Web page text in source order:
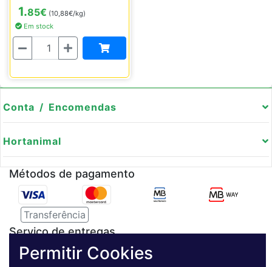
Batatas&Vegetais - 150g
1.85€ (10,88€/kg)
Em stock
Quantidade
Conta / Encomendas
Hortanimal
Métodos de pagamento
Transferência
Serviço de entregas
Permitir Cookies